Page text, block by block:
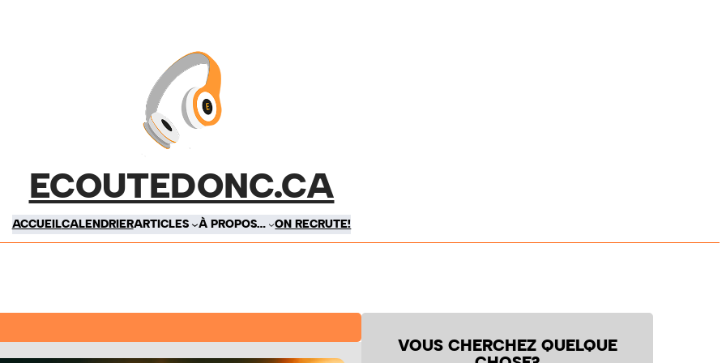
ECOUTEDONC.CA
ACCUEILCALENDRIERARTICLES À PROPOS… ON RECRUTE!
VOUS CHERCHEZ QUELQUE